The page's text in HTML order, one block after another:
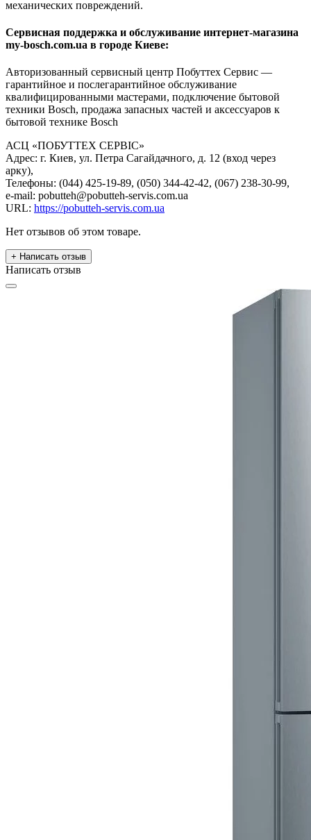
механических повреждений.
Сервисная поддержка и обслуживание интернет-магазина
my-bosch.com.ua в городе Киеве:
Авторизованный сервисный центр Побуттех Сервис —
гарантийное и послегарантийное обслуживание
квалифицированными мастерами, подключение бытовой
техники Bosch, продажа запасных частей и аксессуаров к
бытовой технике Bosch
АСЦ «ПОБУТТЕХ СЕРВІС»
Адрес: г. Киев, ул. Петра Сагайдачного, д. 12 (вход через
арку),
Телефоны: (044) 425-19-89, (050) 344-42-42, (067) 238-30-99,
e-mail: pobutteh@pobutteh-servis.com.ua
URL: https://pobutteh-servis.com.ua
Нет отзывов об этом товаре.
+ Написать отзыв
Написать отзыв